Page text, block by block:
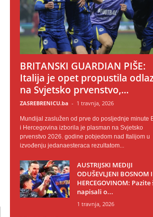
BRITANSKI GUARDIAN PIŠE:
Italija je opet propustila
na Svjetsko prvenstvo,...
ZASREBRENICU.ba - 1 travnja, 2026
Mundijal zaslužen od prve do posljednje minute
i Hercegovina izborila je plasman na Svjetsko
prvenstvo 2026. godine pobjedom nad Italijom u
izvođenju jedanaesteraca rezultatom...
AUSTRIJSKI MEDIJI
ODUŠEVLJENI BOSNOM I
HERCEGOVINOM: Pazite
napisali o...
1 travnja, 2026